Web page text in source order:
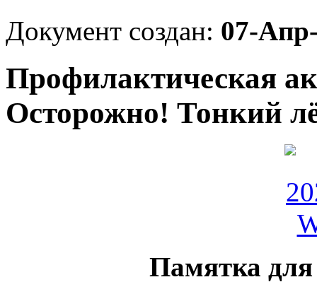
Документ создан: 07-
Профилактическая
Осторожно! Тонкий
Памятка для